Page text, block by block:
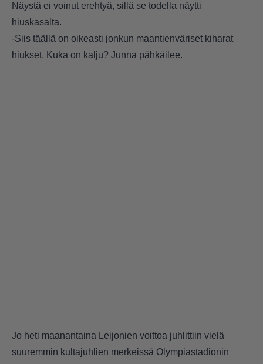
Näystä ei voinut erehtyä, sillä se todella näytti
hiuskasalta.
-Siis täällä on oikeasti jonkun maantienväriset kiharat
hiukset. Kuka on kalju? Junna pähkäilee.
Jo heti maanantaina Leijonien voittoa juhlittiin vielä
suuremmin kultajuhlien merkeissä Olympiastadionin